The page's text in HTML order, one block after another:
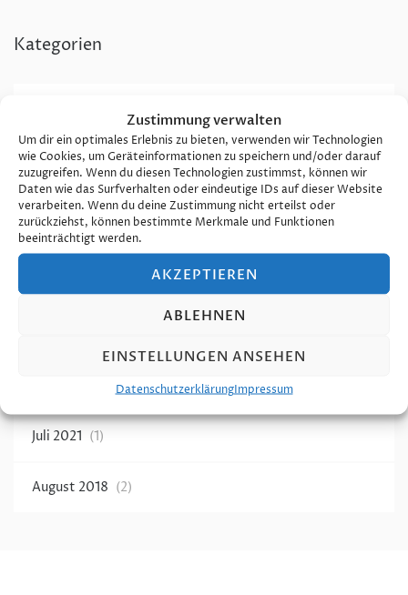
Zustimmung verwalten
Um dir ein optimales Erlebnis zu bieten, verwenden wir Technologien
wie Cookies, um Geräteinformationen zu speichern und/oder darauf
zuzugreifen. Wenn du diesen Technologien zustimmst, können wir
Daten wie das Surfverhalten oder eindeutige IDs auf dieser Website
verarbeiten. Wenn du deine Zustimmung nicht erteilst oder
zurückziehst, können bestimmte Merkmale und Funktionen
beeinträchtigt werden.
AKZEPTIEREN
ABLEHNEN
EINSTELLUNGEN ANSEHEN
DatenschutzerklärungImpressum
Kategorien
Relocation Moving 1
Schlagwörter
Möbelaufbau Umzug Wohnungsauflösung
Juli 2021 (1)
August 2018 (2)